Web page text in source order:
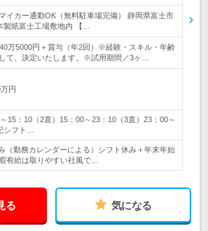
イカー通勤OK（無料駐車場完備） 静岡県富士市
紙富士工場敷地内 【…
万5000円＋賞与（年2回）※経験・スキル・年齢
て、決定いたします。※試用期間／3ヶ…
円
～15：10（2直）15：00～23：10（3直）23：00～
シフト…
（勤務カレンダーによる）シフト休み＋年末年始
有給は取りやすい社風で…
る 気になる